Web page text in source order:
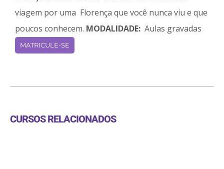
viagem por uma Florença que você nunca viu e que
poucos conhecem. MODALIDADE: Aulas gravadas
MATRICULE-SE
CURSOS RELACIONADOS